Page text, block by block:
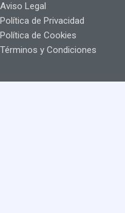
Aviso Legal
Política de Privacidad
Política de Cookies
Términos y Condiciones